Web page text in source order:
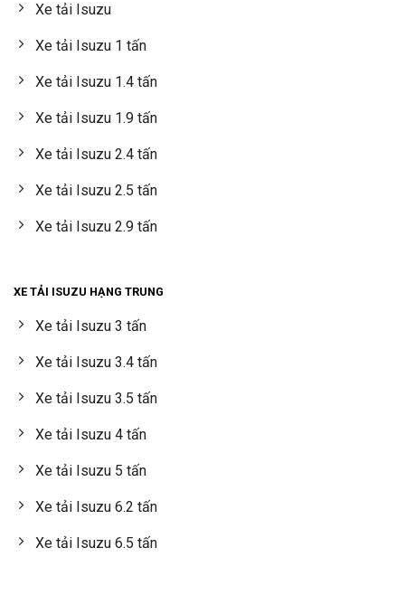
Xe tải Isuzu
Xe tải Isuzu 1 tấn
Xe tải Isuzu 1.4 tấn
Xe tải Isuzu 1.9 tấn
Xe tải Isuzu 2.4 tấn
Xe tải Isuzu 2.5 tấn
Xe tải Isuzu 2.9 tấn
XE TẢI ISUZU HẠNG TRUNG
Xe tải Isuzu 3 tấn
Xe tải Isuzu 3.4 tấn
Xe tải Isuzu 3.5 tấn
Xe tải Isuzu 4 tấn
Xe tải Isuzu 5 tấn
Xe tải Isuzu 6.2 tấn
Xe tải Isuzu 6.5 tấn